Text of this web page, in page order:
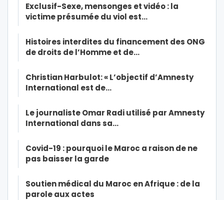
Exclusif-Sexe, mensonges et vidéo : la
victime présumée du viol est…
Histoires interdites du financement des ONG
de droits de l’Homme et de…
Christian Harbulot: « L’objectif d’Amnesty
International est de…
Le journaliste Omar Radi utilisé par Amnesty
International dans sa…
Covid-19 : pourquoi le Maroc a raison de ne
pas baisser la garde
Soutien médical du Maroc en Afrique : de la
parole aux actes